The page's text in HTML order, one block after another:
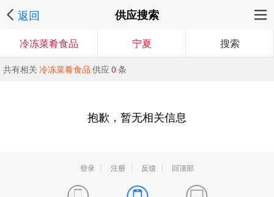
返回 供应搜索
冷冻菜肴食品 宁夏 搜索
共有相关 冷冻菜肴食品 供应 0 条
抱歉，暂无相关信息
登录 注册 反馈 回顶部